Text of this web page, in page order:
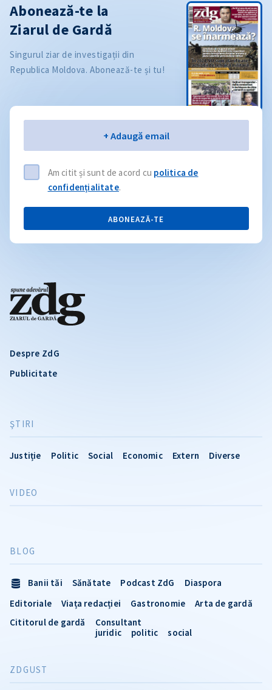
Despre ZdG
Publicitate
ŞTIRI
Justiție Politic Social Economic Extern Diverse
VIDEO
BLOG
Banii tăi Sănătate Podcast ZdG
Diaspora
Editoriale
Viața redacției Gastronomie
Arta de gardă
Cititorul de gardă
Consultant
juridic
politic social
ZDGUST
Abonează-te la
Ziarul de Gardă
Singurul ziar de investigații din
Republica Moldova. Abonează-te și tu!
+ Adaugă email
Am citit și sunt de acord cu politica de
confidențialitate.
ABONEAZĂ-TE